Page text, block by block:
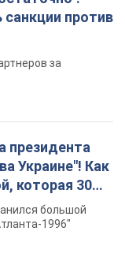
Украине"! Как
которая 30
1996"
по Киевской
лицея, её